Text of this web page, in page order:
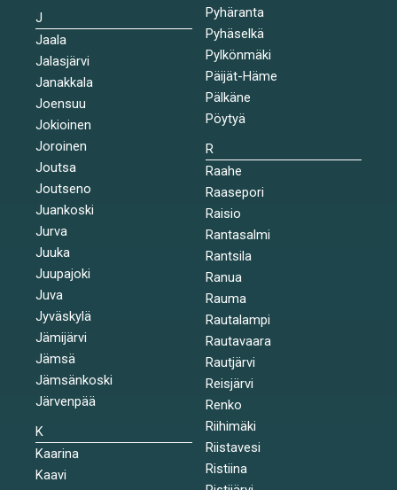
J
Jaala
Jalasjärvi
Janakkala
Joensuu
Jokioinen
Joroinen
Joutsa
Joutseno
Juankoski
Jurva
Juuka
Juupajoki
Juva
Jyväskylä
Jämijärvi
Jämsä
Jämsänkoski
Järvenpää
K
Kaarina
Kaavi
Pyhäranta
Pyhäselkä
Pylkönmäki
Päijät-Häme
Pälkäne
Pöytyä
R
Raahe
Raasepori
Raisio
Rantasalmi
Rantsila
Ranua
Rauma
Rautalampi
Rautavaara
Rautjärvi
Reisjärvi
Renko
Riihimäki
Riistavesi
Ristiina